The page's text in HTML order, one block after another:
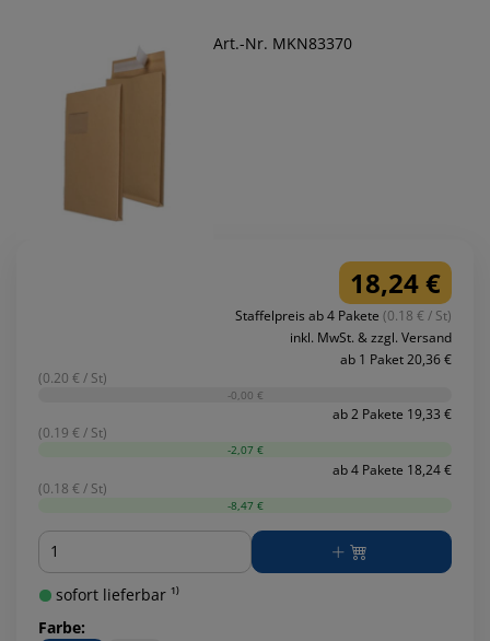
Art.-Nr. MKN83370
18,24 €
Staffelpreis ab 4 Pakete (0.18 € / St)
inkl. MwSt. & zzgl. Versand
ab 1 Paket 20,36 €
(0.20 € / St)
-0,00 €
ab 2 Pakete 19,33 €
(0.19 € / St)
-2,07 €
ab 4 Pakete 18,24 €
(0.18 € / St)
-8,47 €
Menge
sofort lieferbar ¹⁾
Farbe: